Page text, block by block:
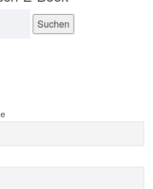
Suchen